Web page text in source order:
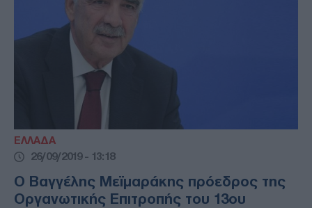
ΕΛΛΑΔΑ
26/09/2019 - 13:18
Ο Βαγγέλης Μεϊμαράκης πρόεδρος της
Οργανωτικής Επιτροπής του 13ου